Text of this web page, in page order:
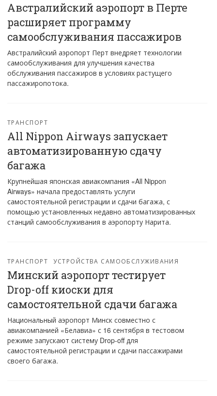
Австралийский аэропорт в Перте
расширяет программу
самообслуживания пассажиров
Австралийский аэропорт Перт внедряет технологии
самообслуживания для улучшения качества
обслуживания пассажиров в условиях растущего
пассажиропотока.
ТРАНСПОРТ
All Nippon Airways запускает
автоматизированную сдачу
багажа
Крупнейшая японская авиакомпания «All Nippon
Airways» начала предоставлять услуги
самостоятельной регистрации и сдачи багажа, с
помощью установленных недавно автоматизированных
станций самообслуживания в аэропорту Нарита.
ТРАНСПОРТ УСТРОЙСТВА САМООБСЛУЖИВАНИЯ
Минский аэропорт тестирует
Drop-off киоски для
самостоятельной сдачи багажа
Национальный аэропорт Минск совместно с
авиакомпанией «Белавиа» с 16 сентября в тестовом
режиме запускают систему Drop-off для
самостоятельной регистрации и сдачи пассажирами
своего багажа.